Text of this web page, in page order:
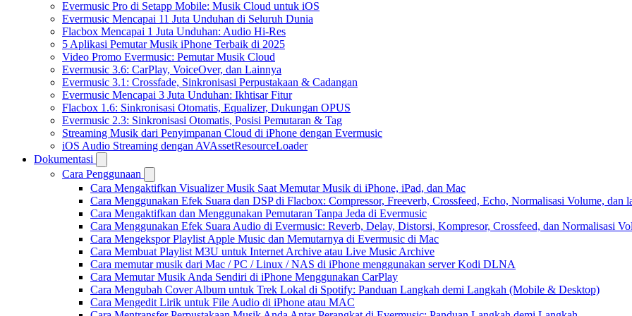
Evermusic Pro di Setapp Mobile: Musik Cloud untuk iOS
Evermusic Mencapai 11 Juta Unduhan di Seluruh Dunia
Flacbox Mencapai 1 Juta Unduhan: Audio Hi-Res
5 Aplikasi Pemutar Musik iPhone Terbaik di 2025
Video Promo Evermusic: Pemutar Musik Cloud
Evermusic 3.6: CarPlay, VoiceOver, dan Lainnya
Evermusic 3.1: Crossfade, Sinkronisasi Perpustakaan & Cadangan
Evermusic Mencapai 3 Juta Unduhan: Ikhtisar Fitur
Flacbox 1.6: Sinkronisasi Otomatis, Equalizer, Dukungan OPUS
Evermusic 2.3: Sinkronisasi Otomatis, Posisi Pemutaran & Tag
Streaming Musik dari Penyimpanan Cloud di iPhone dengan Evermusic
iOS Audio Streaming dengan AVAssetResourceLoader
Dokumentasi
Cara Penggunaan
Cara Mengaktifkan Visualizer Musik Saat Memutar Musik di iPhone, iPad, dan Mac
Cara Menggunakan Efek Suara dan DSP di Flacbox: Compressor, Freeverb, Crossfeed, Echo, Normalisasi Volume, dan
Cara Mengaktifkan dan Menggunakan Pemutaran Tanpa Jeda di Evermusic
Cara Menggunakan Efek Suara Audio di Evermusic: Reverb, Delay, Distorsi, Kompresor, Crossfeed, dan Normalisasi
Cara Mengekspor Playlist Apple Music dan Memutarnya di Evermusic di Mac
Cara Membuat Playlist M3U untuk Internet Archive atau Live Music Archive
Cara memutar musik dari Mac / PC / Linux / NAS di iPhone menggunakan server Kodi DLNA
Cara Memutar Musik Anda Sendiri di iPhone Menggunakan CarPlay
Cara Mengubah Cover Album untuk Trek Lokal di Spotify: Panduan Langkah demi Langkah (Mobile & Desktop)
Cara Mengedit Lirik untuk File Audio di iPhone atau MAC